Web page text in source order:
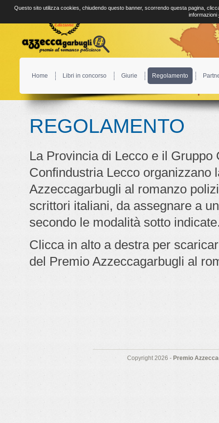
Home Libri in concorso Giurie Regolamento
REGOLAMENTO
La Provincia di Lecco e il Gruppo
Confindustria Lecco organizzano
Azzeccagarbugli al romanzo
scrittori italiani, da assegnare a
secondo le modalità sotto
Clicca in alto a destra per
del Premio Azzeccagarbugli al
Copyright 2026 - Premio
Questo sito utilizza cookies, chiudendo questo banner, scorrendo questa pagina,
informazioni